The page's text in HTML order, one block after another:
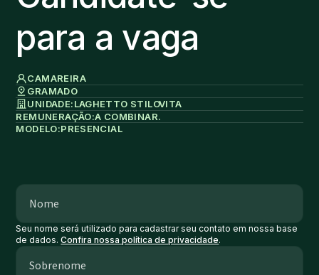
para a vaga
CAMAREIRA
GRAMADO
UNIDADE:LAGHETTO STILOVITA
REMUNERAÇÃO:A COMBINAR.
MODELO:PRESENCIAL
Seu nome será utilizado para cadastrar seu contato em nossa base
de dados.Confira nossa política de privacidade.